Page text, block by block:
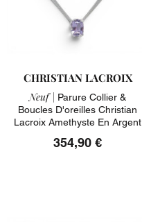
CHRISTIAN LACROIX
Neuf | Parure Collier &
Boucles D'oreilles Christian
Lacroix Amethyste En Argent
354,90 €